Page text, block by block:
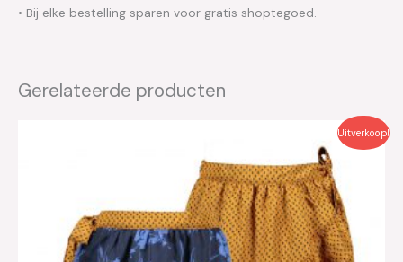
• Bij elke bestelling sparen voor gratis shoptegoed.
Gerelateerde producten
Uitverkoop!